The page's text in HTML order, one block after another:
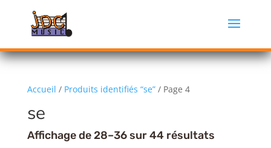
Accueil / Produits identifiés “se”/ Page 4
se
Affichage de 28–36 sur 44 résultats